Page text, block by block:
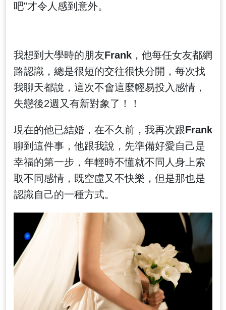
吧"才令人感到意外。
我想到大學時的朋友Frank ，他每任女友都網
路認識，總是很短的交往很快分開，每次找
我聊天都說，這次不會這麼輕易投入感情，
失戀後2週又有新對象了！！
現在的他已結婚，在不久前，我再次跟Frank
聊到這件事，他跟我說，先準備好愛自己是
幸福的第一步，年輕時不懂就不同人身上索
取不同感情，既空虛又不快樂，但是那也是
認識自己的一種方式。